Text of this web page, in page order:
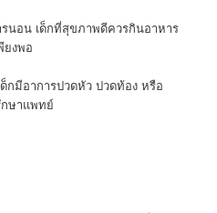
นอน เด็กที่สุขภาพดีควรกินอาหาร
ยงพอ
ด็กมีอาการปวดหัว ปวดท้อง หรือ
กษาแพทย์